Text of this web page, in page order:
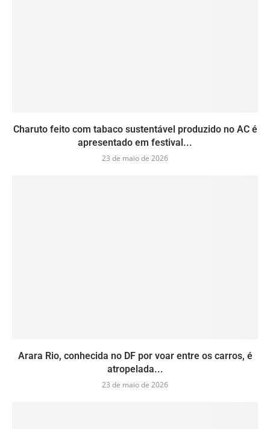
Charuto feito com tabaco sustentável produzido no AC é
apresentado em festival...
23 de maio de 2026
Arara Rio, conhecida no DF por voar entre os carros, é
atropelada...
23 de maio de 2026